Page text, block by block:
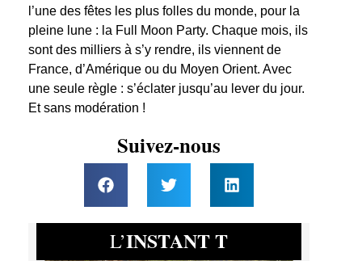
l’une des fêtes les plus folles du monde, pour la
pleine lune : la Full Moon Party. Chaque mois, ils
sont des milliers à s’y rendre, ils viennent de
France, d’Amérique ou du Moyen Orient. Avec
une seule règle : s’éclater jusqu’au lever du jour.
Et sans modération !
Suivez-nous
L’INSTANT T